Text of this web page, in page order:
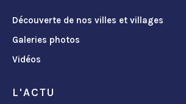
Découverte de nos villes et villages
Galeries photos
Vidéos
L'ACTU